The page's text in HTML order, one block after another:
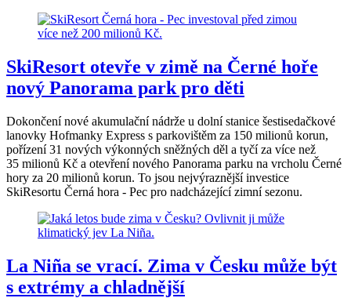
SkiResort otevře v zimě na Černé hoře
nový Panorama park pro děti
Dokončení nové akumulační nádrže u dolní stanice šestisedačkové
lanovky Hofmanky Express s parkovištěm za 150 milionů korun,
pořízení 31 nových výkonných sněžných děl a tyčí za více než
35 milionů Kč a otevření nového Panorama parku na vrcholu Černé
hory za 20 milionů korun. To jsou nejvýraznější investice
SkiResortu Černá hora - Pec pro nadcházející zimní sezonu.
La Niña se vrací. Zima v Česku může být
s extrémy a chladnější